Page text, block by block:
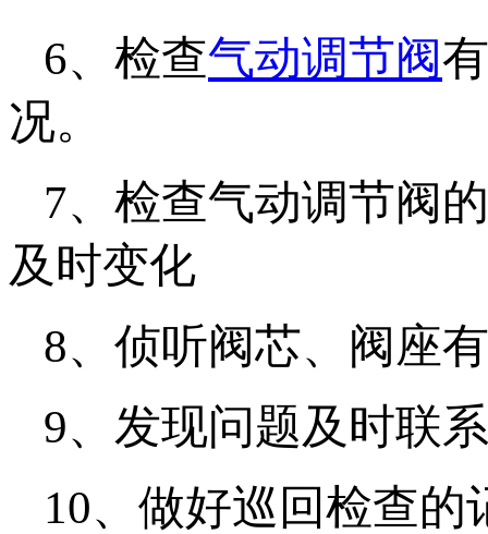
6、检查气动调节阀
况。
7、检查气动调节阀
及时变化
8、侦听阀芯、阀座
9、发现问题及时联
10、做好巡回检查的